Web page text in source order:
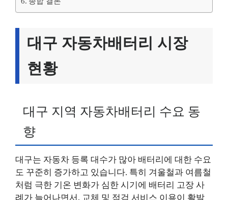
대구 자동차배터리 시장
현황
대구 지역 자동차배터리 수요 동
향
대구는 자동차 등록 대수가 많아 배터리에 대한 수요
도 꾸준히 증가하고 있습니다. 특히 겨울철과 여름철
처럼 극한 기온 변화가 심한 시기에 배터리 고장 사
례가 늘어나면서, 교체 및 점검 서비스 이용이 활발